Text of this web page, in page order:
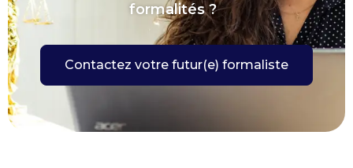
formalités ?
Contactez votre futur(e) formaliste